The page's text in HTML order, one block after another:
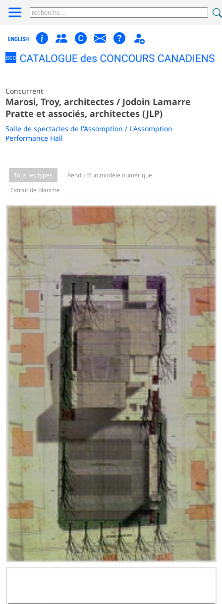
ENGLISH
Concurrent
Marosi, Troy, architectes / Jodoin Lamarre
Pratte et associés, architectes (JLP)
Salle de spectacles de l'Assomption / L'Assomption
Performance Hall
Tous les types
Rendu d'un modèle numérique
Extrait de planche